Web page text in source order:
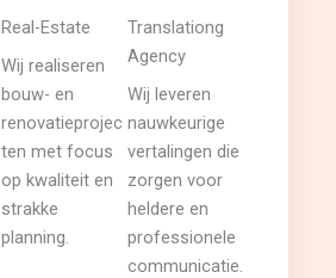
Real-Estate
Wij realiseren
bouw- en
renovatieprojec
ten met focus
op kwaliteit en
strakke
planning.
Translationg
Agency
Wij leveren
nauwkeurige
vertalingen die
zorgen voor
heldere en
professionele
communicatie.